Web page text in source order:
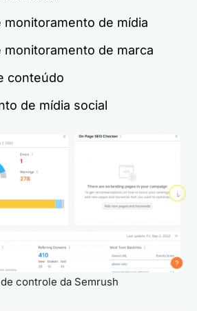
monitoramento de mídia
monitoramento de marca
conteúdo
de mídia social
controle da Semrush